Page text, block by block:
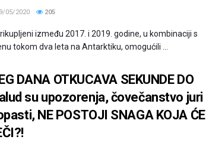
05/2020 205
između 2017. i 2019. godine, u kombinaciji s
tokom dva leta na Antarktiku, omogućili ...
DANA OTKUCAVA SEKUNDE DO
su upozorenja, čovečanstvo juri
NE POSTOJI SNAGA KOJA ĆE